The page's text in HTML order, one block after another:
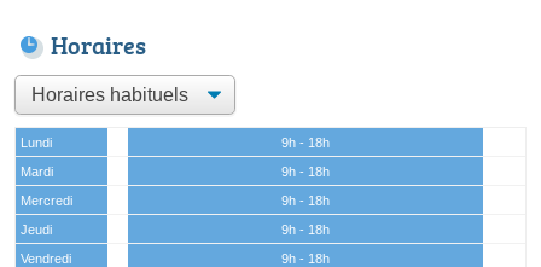
Horaires
Lundi
9h - 18h
Mardi
9h - 18h
Mercredi
9h - 18h
Jeudi
9h - 18h
Vendredi
9h - 18h